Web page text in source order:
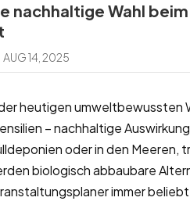
nachhaltige Wahl
AUG 14, 2025
heutigen umweltbewussten
– nachhaltige
oder in den Meeren,
biologisch abbaubare
immer